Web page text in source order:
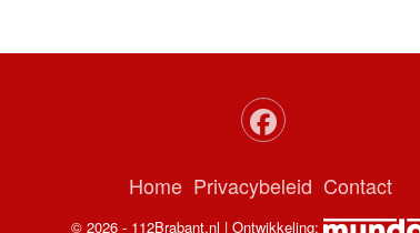
Home Privacybeleid Contact
© 2026 - 112Brabant.nl | Ontwikkeling: